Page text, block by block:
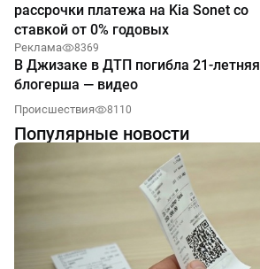
рассрочки платежа на Kia Sonet со
ставкой от 0% годовых
Реклама 8369
В Джизаке в ДТП погибла 21-летняя
блогерша — видео
Происшествия 8110
Популярные новости